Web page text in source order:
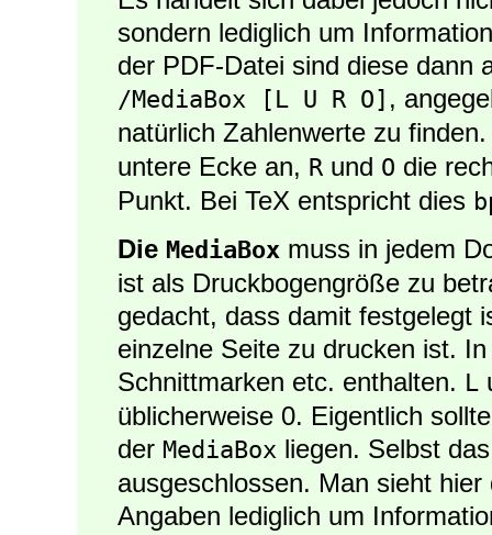
sondern lediglich um
der PDF-Datei sind diese dann
/MediaBox [L U R O] ,
natürlich Zahlenwerte zu
untere Ecke an, R und O die
Punkt. Bei TeX entspricht dies
Die MediaBox muss in jedem
ist als Druckbogengröße zu
gedacht, dass damit festgelegt
einzelne Seite zu drucken ist.
Schnittmarken etc. enthalten. L
üblicherweise 0. Eigentlich
der MediaBox liegen. Selbst
ausgeschlossen. Man sieht
Angaben lediglich um